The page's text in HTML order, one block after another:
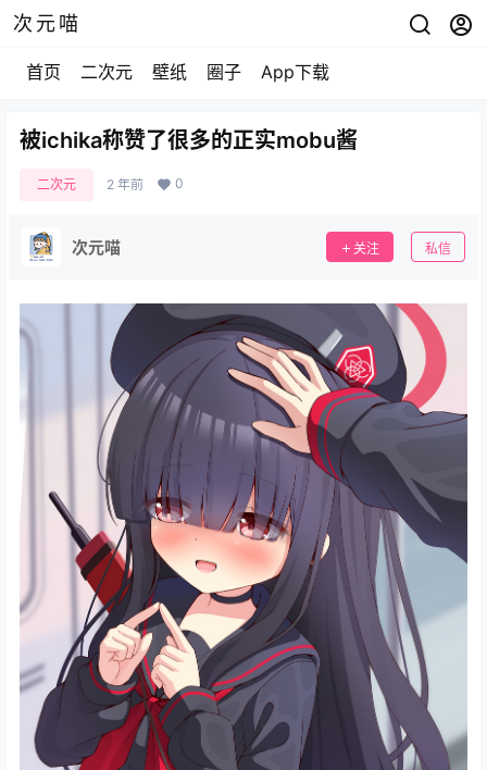
次元喵
首页 二次元 壁纸 圈子 App下载
被ichika称赞了很多的正实mobu酱
二次元 2 年前 0
次元喵 关注 私信